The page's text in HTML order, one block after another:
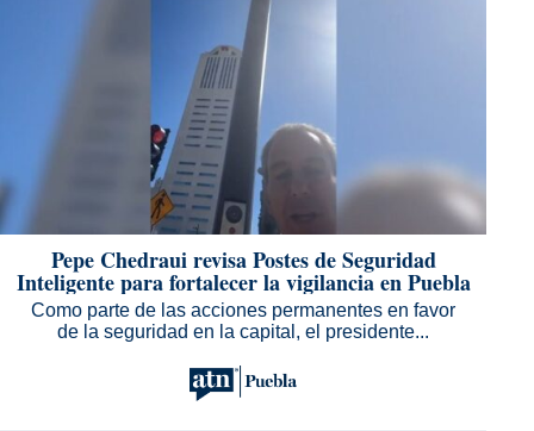
Pepe Chedraui revisa Postes de Seguridad
Inteligente para fortalecer la vigilancia en Puebla
Como parte de las acciones permanentes en favor
de la seguridad en la capital, el presidente...